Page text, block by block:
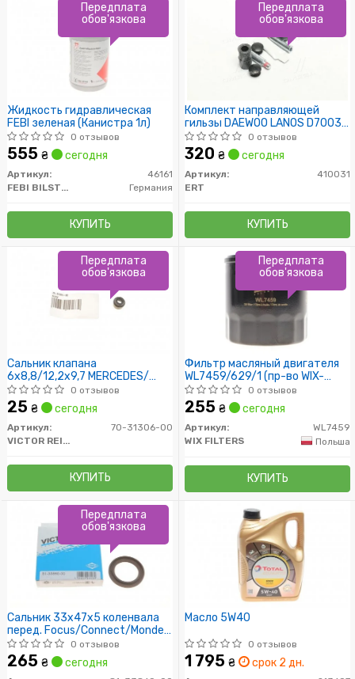
Жидкость гидравлическая
FEBI зеленая (Канистра 1л)
0 отзывов
555 ₴ сегодня
Артикул:
46161
FEBI BILSTEIN
Германия
КУПИТЬ
Передплата
обов'язкова
Комплект направляющей
гильзы DAEWOO LANOS D7003C
(пр-во ERT)
0 отзывов
320 ₴ сегодня
Артикул:
410031
ERT
КУПИТЬ
Передплата
обов'язкова
Сальник клапана
6x8,8/12,2x9,7 MERCEDES/
OPEL/ AUDI
0 отзывов
25 ₴ сегодня
Артикул:
70-31306-00
VICTOR REINZ
КУПИТЬ
Передплата
обов'язкова
Фильтр масляный двигателя
WL7459/629/1 (пр-во WIX-
Filtron)
0 отзывов
255 ₴ сегодня
Артикул:
WL7459
WIX FILTERS
Польша
КУПИТЬ
Передплата
обов'язкова
Сальник 33x47x5 коленвала
перед. Focus/Connect/Mondeo
1.4/1.6i 05-
0 отзывов
265 ₴ сегодня
Передплата
обов'язкова
Масло 5W40
0 отзывов
1 795 ₴ срок 2 дн.